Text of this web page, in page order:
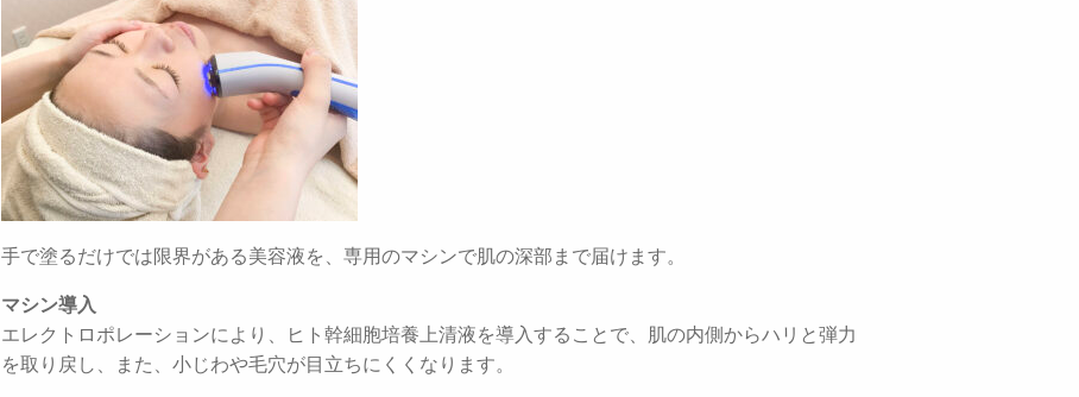
手で塗るだけでは限界がある美容液を、専用のマシンで肌の深部まで届けます。
マシン導入
エレクトロポレーションにより、ヒト幹細胞培養上清液を導入することで、肌の内側からハリと弾力
を取り戻し、また、小じわや毛穴が目立ちにくくなります。